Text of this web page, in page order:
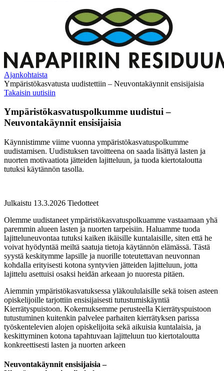
Ajankohtaista
Ympäristökasvatusta uudistettiin – Neuvontakäynnit ensisijaisia
Takaisin uutisiin
Ympäristökasvatuspolkumme uudistui –
Neuvontakäynnit ensisijaisia
Käynnistimme viime vuonna ympäristökasvatuspolkumme
uudistamisen. Uudistuksen tavoitteena on saada lisättyä lasten ja
nuorten motivaatiota jätteiden lajitteluun, ja tuoda kiertotaloutta
tutuksi käytännön tasolla.
Julkaistu 13.3.2026 Tiedotteet
Olemme uudistaneet ympäristökasvatuspolkuamme vastaamaan yhä
paremmin alueen lasten ja nuorten tarpeisiin. Haluamme tuoda
lajitteluneuvontaa tutuksi kaiken ikäisille kuntalaisille, siten että he
voivat hyödyntää meiltä saatuja tietoja käytännön elämässä. Tästä
syystä keskitymme lapsille ja nuorille toteutettavan neuvonnan
kohdalla erityisesti kotona syntyvien jätteiden lajitteluun, jotta
lajittelu asettuisi osaksi heidän arkeaan jo nuoresta pitäen.
Aiemmin ympäristökasvatuksessa yläkoululaisille sekä toisen asteen
opiskelijoille tarjottiin ensisijaisesti tutustumiskäyntiä
Kierrätyspuistoon. Kokemuksemme perusteella Kierrätyspuistoon
tutustuminen kuitenkin palvelee parhaiten kierrätyksen parissa
työskentelevien alojen opiskelijoita sekä aikuisia kuntalaisia, ja
keskittyminen kotona tapahtuvaan lajitteluun tuo kiertotaloutta
konkreettisesti lasten ja nuorten arkeen
Neuvontakäynnit ensisijaisia –